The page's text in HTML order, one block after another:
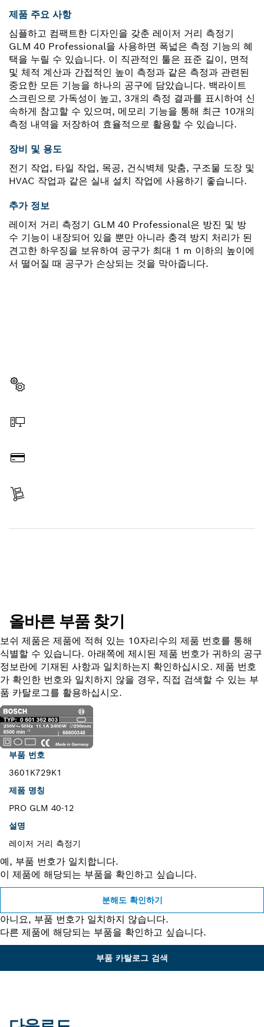
제품 주요 사항
심플하고 컴팩트한 디자인을 갖춘 레이저 거리 측정기
GLM 40 Professional을 사용하면 폭넓은 측정 기능의 혜
택을 누릴 수 있습니다. 이 직관적인 툴은 표준 길이, 면적
및 체적 계산과 간접적인 높이 측정과 같은 측정과 관련된
중요한 모든 기능을 하나의 공구에 담았습니다. 백라이트
스크린으로 가독성이 높고, 3개의 측정 결과를 표시하여 신
속하게 참고할 수 있으며, 메모리 기능을 통해 최근 10개의
측정 내역을 저장하여 효율적으로 활용할 수 있습니다.
장비 및 용도
전기 작업, 타일 작업, 목공, 건식벽체 맞춤, 구조물 도장 및
HVAC 작업과 같은 실내 설치 작업에 사용하기 좋습니다.
추가 정보
레이저 거리 측정기 GLM 40 Professional은 방진 및 방
수 기능이 내장되어 있을 뿐만 아니라 충격 방지 처리가 된
견고한 하우징을 보유하여 공구가 최대 1 m 이하의 높이에
서 떨어질 때 공구가 손상되는 것을 막아줍니다.
올바른 부품 찾기
보쉬 제품은 제품에 적혀 있는 10자리수의 제품 번호를 통해
식별할 수 있습니다. 아래쪽에 제시된 제품 번호가 귀하의 공구
정보란에 기재된 사항과 일치하는지 확인하십시오. 제품 번호
가 확인한 번호와 일치하지 않을 경우, 직접 검색할 수 있는 부
품 카탈로그를 활용하십시오.
부품 번호
3601K729K1
제품 명칭
PRO GLM 40-12
설명
레이저 거리 측정기
예, 부품 번호가 일치합니다.
이 제품에 해당되는 부품을 확인하고 싶습니다.
분해도 확인하기
아니요, 부품 번호가 일치하지 않습니다.
다른 제품에 해당되는 부품을 확인하고 싶습니다.
부품 카탈로그 검색